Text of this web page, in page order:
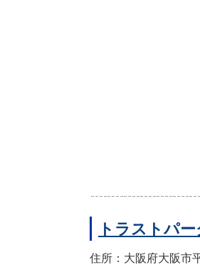
トラストパ
住所：大阪府大阪市